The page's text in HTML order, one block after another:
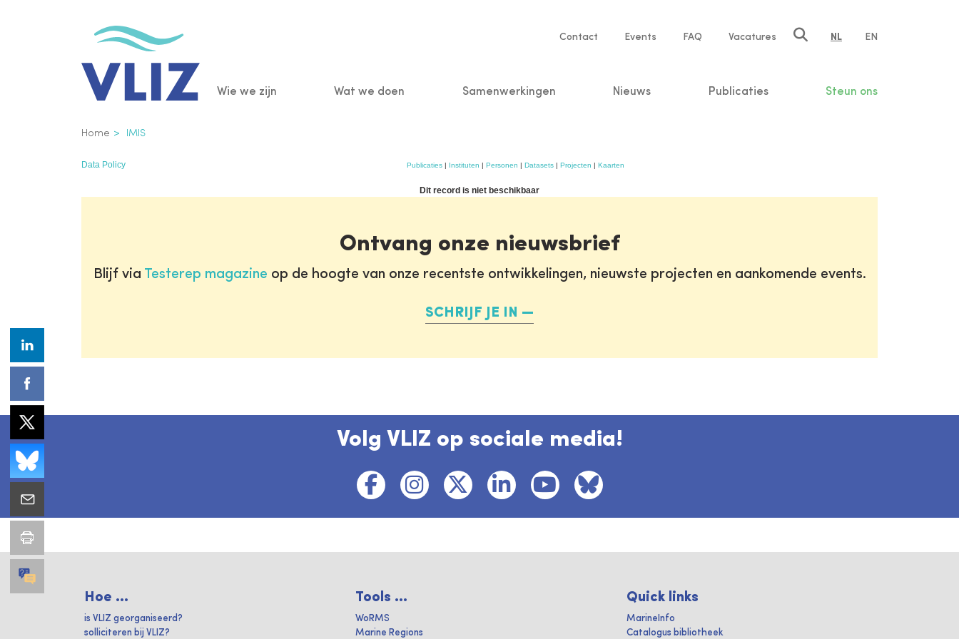
Service
Contact Events FAQ Vacatures NL EN
Main
Wie we zijn Wat we doen Samenwerkingen Nieuws Publicaties Steun ons
Kruimelpad
Home IMIS
Data Policy Publicaties| Instituten | Personen | Datasets| Projecten | Kaarten
Dit record is niet beschikbaar
Ontvang onze nieuwsbrief
Blijf via Testerep magazine op de hoogte van onze recentste ontwikkelingen, nieuwste projecten en aankomende events.
SCHRIJF JE IN
Volg VLIZ op sociale media!
Hoe ...
is VLIZ georganiseerd?
solliciteren bij VLIZ?
Tools ...
WoRMS
Marine Regions
Quick links
MarineInfo
Catalogus bibliotheek